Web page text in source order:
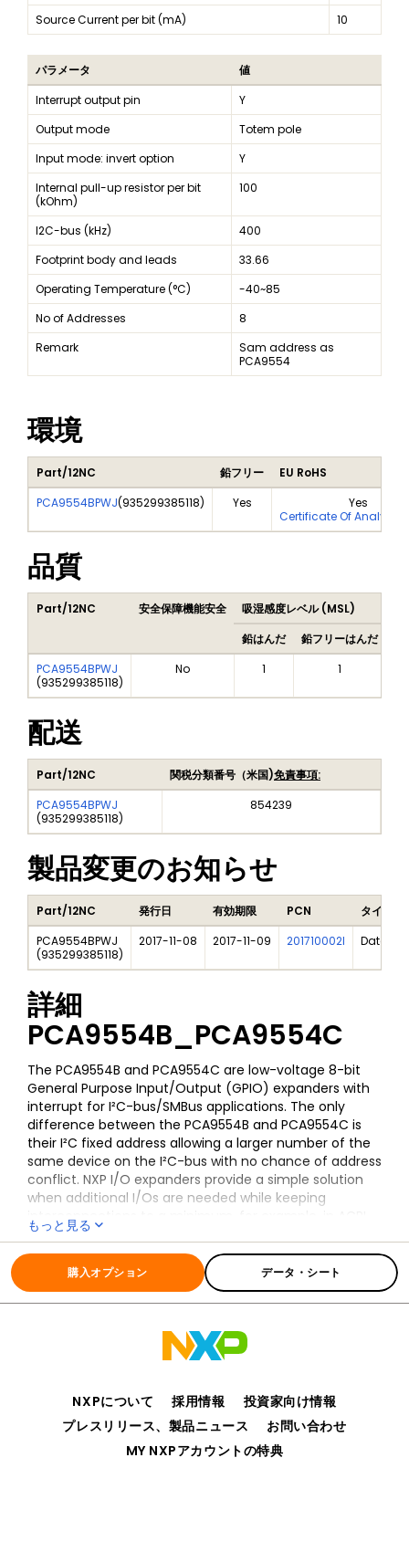
Source Current per bit (mA)
10
パラメータ
値
Interrupt output pin
Y
Output mode
Totem pole
Input mode: invert option
Y
Internal pull-up resistor per bit
(kOhm)
100
I2C-bus (kHz)
400
Footprint body and leads
33.66
Operating Temperature (°C)
-40~85
No of Addresses
8
Remark
Sam address as
PCA9554
環境
Part/12NC 鉛フリー
EU RoHS
PCA9554BPWJ(935299385118) Yes
Yes
Certificate Of Analysis
品質
Part/12NC 安全保障機能安全 吸湿感度レベル (MSL)
鉛はんだ
鉛フリーはんだ
PCA9554BPWJ
(935299385118)
No 1 1
配送
Part/12NC 関税分類番号（米国)免責事項:
PCA9554BPWJ
(935299385118)
854239
製品変更のお知らせ
Part/12NC 発行日 有効期限 PCN
タイトル
PCA9554BPWJ
(935299385118)
2017-11-08 2017-11-09 201710002I Data
詳細
PCA9554B_PCA9554C
The PCA9554B and PCA9554C are low-voltage 8-bit
General Purpose Input/Output (GPIO) expanders with
interrupt for I²C-bus/SMBus applications. The only
difference between the PCA9554B and PCA9554C is
their I²C fixed address allowing a larger number of the
same device on the I²C-bus with no chance of address
conflict. NXP I/O expanders provide a simple solution
when additional I/Os are needed while keeping
interconnections to a minimum, for example, in ACPI
power switches, sensors, push buttons, LEDs, fan
control, etc.
In addition to providing a flexible set of GPIOs, the wide
VDDrange of 1.65 V to 5.5 V allow the
generation microprocessors and microcontrollers
where supply levels are dropping down to conserve
The PCA9554B/PCA9554C contain a register set of 8-
bit Configuration, Input, Output, and Polarity Inversion
registers.
もっと見る
全ての情報 PCA9554B_PCA9554C
購入オプション データ・シート
NXPについて 採用情報
投資家向け情報
プレスリリース、製品ニュース
お問い合わせ
MY NXPアカウントの特典